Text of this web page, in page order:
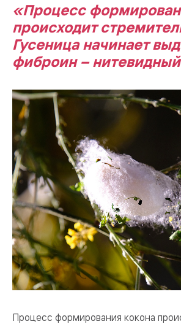
«Процесс
происходит
Гусеница начинает
фиброин –
Процесс формирования кокона